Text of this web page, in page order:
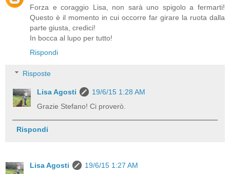
Forza e coraggio Lisa, non sarà uno spigolo a fermarti!
Questo è il momento in cui occorre far girare la ruota dalla
parte giusta, credici!
In bocca al lupo per tutto!
Rispondi
Risposte
Lisa Agosti
19/6/15 1:28 AM
Grazie Stefano! Ci proverò.
Rispondi
Lisa Agosti
19/6/15 1:27 AM